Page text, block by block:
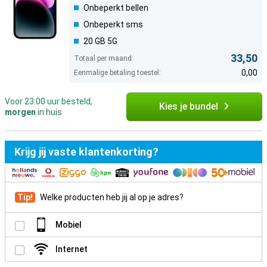
Onbeperkt bellen
Onbeperkt sms
20 GB 5G
Totaal per maand: 33,50
Eenmalige betaling toestel: 0,00
Voor 23:00 uur besteld,
morgen in huis Kies je bundel
Krijg jij vaste klantenkorting?
Tip! Welke producten heb jij al op je adres?
Mobiel
Internet